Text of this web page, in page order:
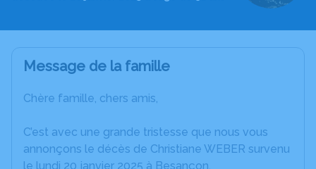
Message de la famille
Chère famille, chers amis,
C’est avec une grande tristesse que nous vous
annonçons le décès de Christiane WEBER survenu
le lundi 20 janvier 2025 à Besançon.